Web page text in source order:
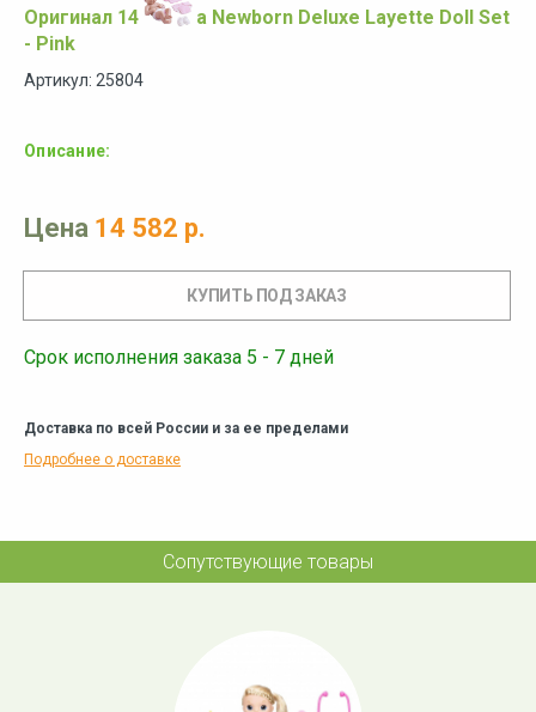
Оригинал 14 inch La Newborn Deluxe Layette Doll Set
- Pink
Артикул: 25804
Описание:
Цена 14 582 р.
Срок исполнения заказа 5 - 7 дней
Доставка по всей России и за ее пределами
Подробнее о доставке
Сопутствующие товары